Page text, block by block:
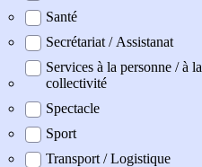
Santé
Secrétariat / Assistanat
Services à la personne / à la
collectivité
Spectacle
Sport
Transport / Logistique